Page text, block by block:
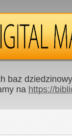
baz
na https://